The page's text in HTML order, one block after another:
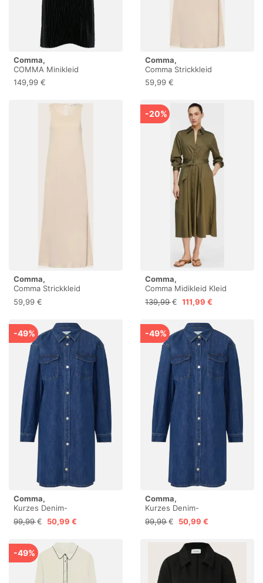
Comma,
COMMA Minikleid
dunkelblau | 38
149,99 €
Comma,
Comma Strickkleid
59,99 €
Comma,
Comma Strickkleid
59,99 €
-20%
Comma,
Comma Midikleid Kleid
Hemdblusenkleid aus
Baumwollsatin
139,99 € 111,99 €
-49%
Comma,
Kurzes Denim-
Hemdblusenkleid im Loose
Fit
99,99 € 50,99 €
-49%
Comma,
Kurzes Denim-
Hemdblusenkleid im Loose
Fit
99,99 € 50,99 €
-49%